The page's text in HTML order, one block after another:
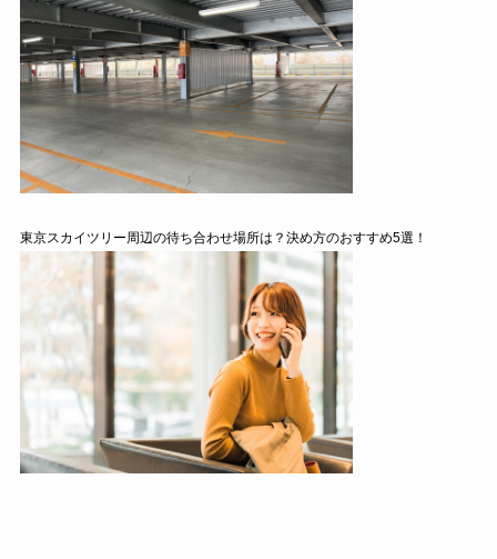
東京スカイツリー周辺の待ち合わせ場所は？決め方のおすすめ5選！